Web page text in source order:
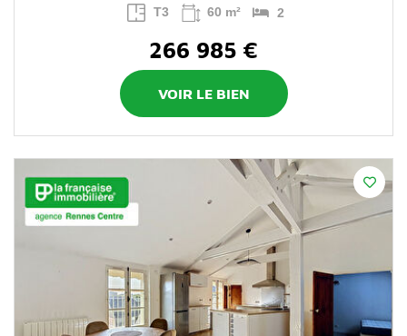
T3 60 m² 2
266 985 €
VOIR LE BIEN